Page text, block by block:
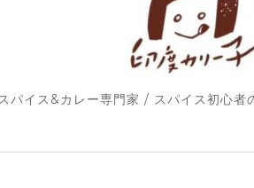
パイス&カレー専門家 / スパイス初心者